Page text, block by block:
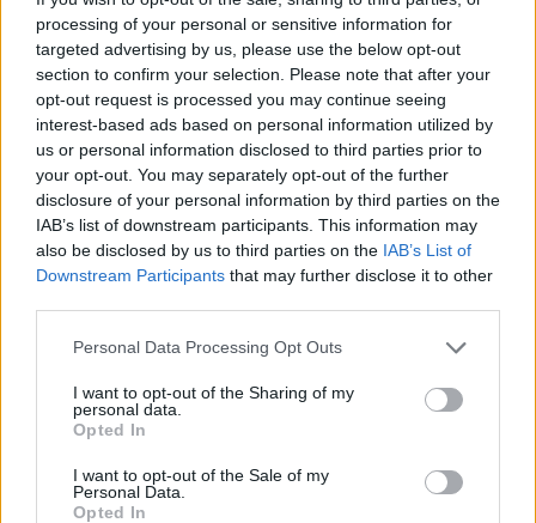
processing of your personal or sensitive information for
targeted advertising by us, please use the below opt-out
section to confirm your selection. Please note that after your
opt-out request is processed you may continue seeing
interest-based ads based on personal information utilized by
us or personal information disclosed to third parties prior to
your opt-out. You may separately opt-out of the further
disclosure of your personal information by third parties on the
IAB’s list of downstream participants. This information may
also be disclosed by us to third parties on the IAB’s List of
Downstream Participants that may further disclose it to other
Personal Data Processing Opt Outs
I want to opt-out of the Sharing of my
personal data.
Opted In
I want to opt-out of the Sale of my
Personal Data.
Opted In
ΕΠΙΚΑΙΡΌΤΗΤΑ 22/09/2025 - 23:28
Θεσσαλονίκη: Εντυπωσιακή η συμμετοχή των
πολιτών στην εκδήλωση για την Παγκόσμια
Ημέρα Φαρμακοποιού